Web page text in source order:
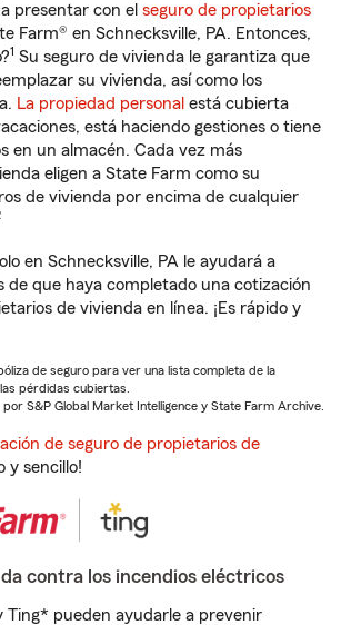
presentar con el seguro de propietarios
Farm® en Schnecksville, PA. Entonces,
1 Su seguro de vivienda le garantiza que
su vivienda, así como los
La propiedad personal está cubierta
está haciendo gestiones o tiene
en un almacén. Cada vez más
eligen a State Farm como su
de vivienda por encima de cualquier
en Schnecksville, PA le ayudará a
de que haya completado una cotización
de vivienda en línea. ¡Es rápido y
de seguro para ver una lista completa de la
pérdidas cubiertas.
S&P Global Market Intelligence y State Farm Archive.
de seguro de propietarios de
y sencillo!
contra los incendios eléctricos
Ting* pueden ayudarle a prevenir